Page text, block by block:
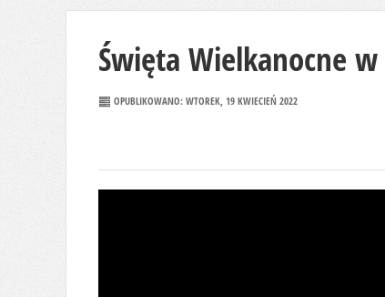
Święta Wielkanocne w
OPUBLIKOWANO: WTOREK, 19 KWIECIEŃ 2022